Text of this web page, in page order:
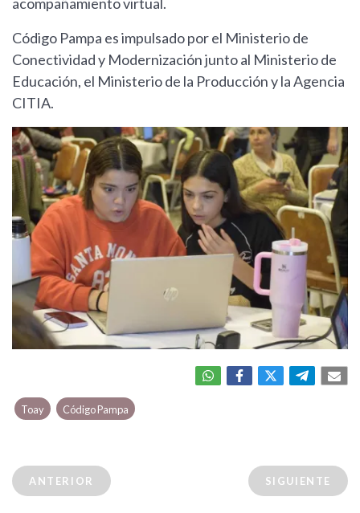
Código Pampa es impulsado por el Ministerio de
Conectividad y Modernización junto al Ministerio de
Educación, el Ministerio de la Producción y la Agencia
CITIA.
Toay Código Pampa
ANTERIOR SIGUIENTE